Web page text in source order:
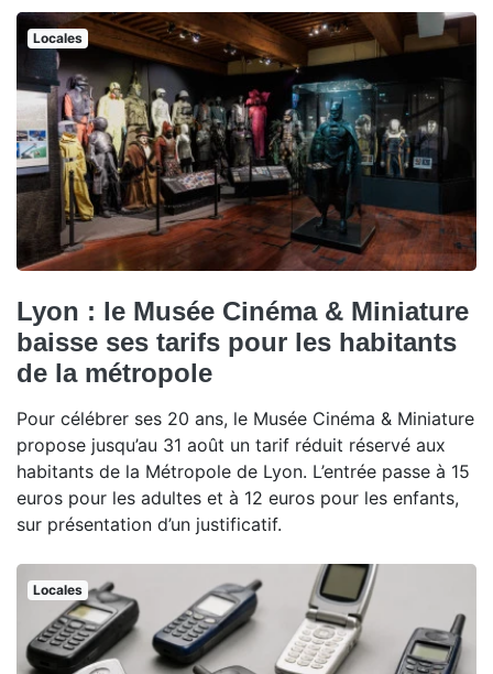
Locales
Lyon : le Musée Cinéma & Miniature
baisse ses tarifs pour les habitants
de la métropole
Pour célébrer ses 20 ans, le Musée Cinéma & Miniature
propose jusqu’au 31 août un tarif réduit réservé aux
habitants de la Métropole de Lyon. L’entrée passe à 15
euros pour les adultes et à 12 euros pour les enfants,
sur présentation d’un justificatif.
Locales